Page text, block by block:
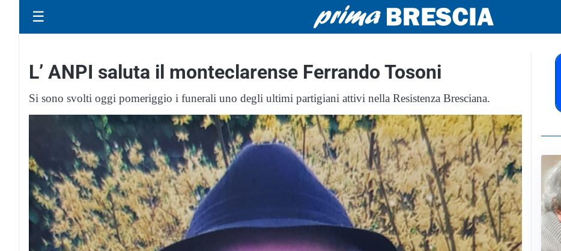
☰
L’ ANPI saluta il monteclarense Ferrando Tosoni
Si sono svolti oggi pomeriggio i funerali uno degli ultimi partigiani attivi nella Resistenza Bresciana.